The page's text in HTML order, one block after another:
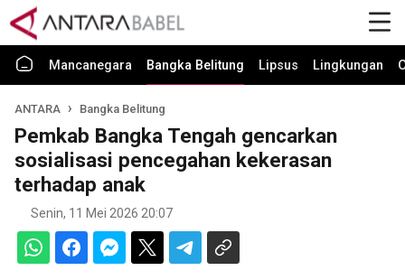
Mancanegara Bangka Belitung Lipsus Lingkungan
ANTARA Bangka Belitung
Pemkab Bangka Tengah gencarkan
sosialisasi pencegahan kekerasan
terhadap anak
Senin, 11 Mei 2026 20:07